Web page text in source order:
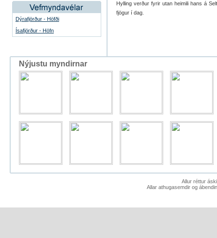
Dýrafjörður - Höfði
Ísafjörður - Höfn
Hylling verður fyrir utan heimili hans á
fjögur í dag.
Nýjustu myndirnar
Allur réttur
Allar athugasemdir og